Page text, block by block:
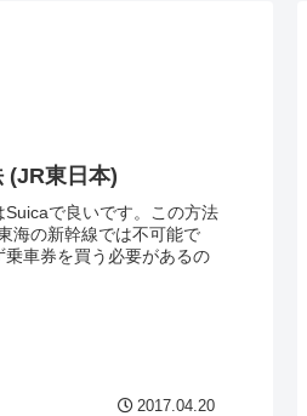
(JR東日本)
で良いです。この方法
海の新幹線では不可能で
車券を買う必要があるの
2017.04.20